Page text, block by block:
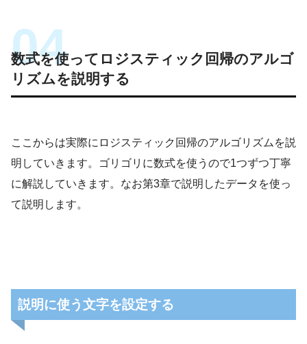
数式を使ってロジスティック回帰のアルゴ
リズムを説明する
ここからは実際にロジスティック回帰のアルゴリズムを説
明していきます。ゴリゴリに数式を使うので1つずつ丁寧
に解説していきます。なお第3章で説明したデータを使っ
て説明します。
説明に使う文字を設定する